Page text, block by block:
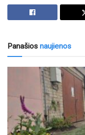
Panašios naujienos